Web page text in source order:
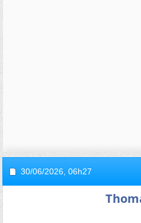
30/06/2026, 06h27